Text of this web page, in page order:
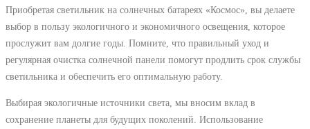
Приобретая светильник на солнечных батареях «Космос», вы делаете
выбор в пользу экологичного и экономичного освещения, которое
прослужит вам долгие годы. Помните, что правильный уход и
регулярная очистка солнечной панели помогут продлить срок службы
светильника и обеспечить его оптимальную работу.
Выбирая экологичные источники света, мы вносим вклад в
сохранение планеты для будущих поколений. Использование